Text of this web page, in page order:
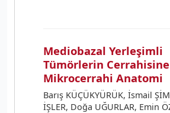
Mediobazal Yerleşimli
Tümörlerin
Mikrocerrahi Anatomi
Barış KÜÇÜKYÜRÜK, İsmail
İŞLER, Doğa UĞURLAR, Emin